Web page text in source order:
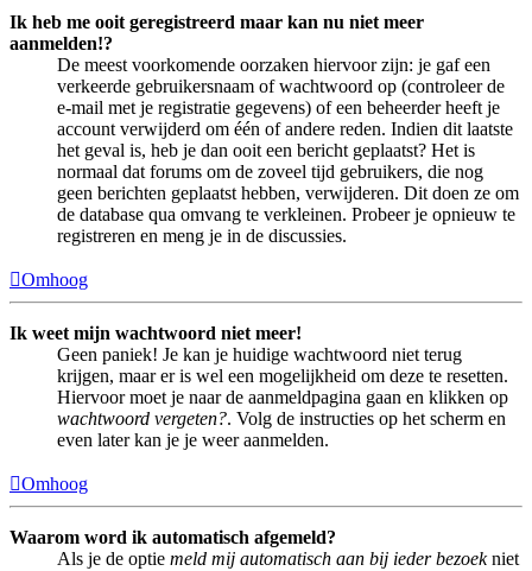
Ik heb me ooit geregistreerd maar kan nu niet meer
aanmelden!?
De meest voorkomende oorzaken hiervoor zijn: je gaf een
verkeerde gebruikersnaam of wachtwoord op (controleer de
e-mail met je registratie gegevens) of een beheerder heeft je
account verwijderd om één of andere reden. Indien dit laatste
het geval is, heb je dan ooit een bericht geplaatst? Het is
normaal dat forums om de zoveel tijd gebruikers, die nog
geen berichten geplaatst hebben, verwijderen. Dit doen ze om
de database qua omvang te verkleinen. Probeer je opnieuw te
registreren en meng je in de discussies.
Omhoog
Ik weet mijn wachtwoord niet meer!
Geen paniek! Je kan je huidige wachtwoord niet terug
krijgen, maar er is wel een mogelijkheid om deze te resetten.
Hiervoor moet je naar de aanmeldpagina gaan en klikken op
wachtwoord vergeten?. Volg de instructies op het scherm en
even later kan je je weer aanmelden.
Omhoog
Waarom word ik automatisch afgemeld?
Als je de optie meld mij automatisch aan bij ieder bezoekniet